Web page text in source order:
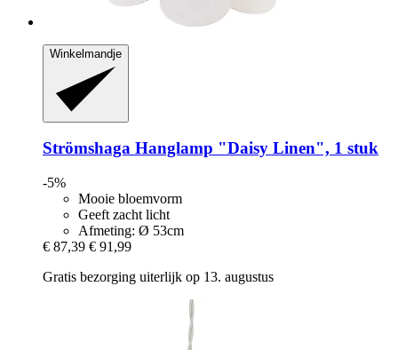
Winkelmandje
Strömshaga Hanglamp "Daisy Linen", 1 stuk
-5%
Mooie bloemvorm
Geeft zacht licht
Afmeting: Ø 53cm
€ 87,39 € 91,99
Gratis bezorging uiterlijk op 13. augustus